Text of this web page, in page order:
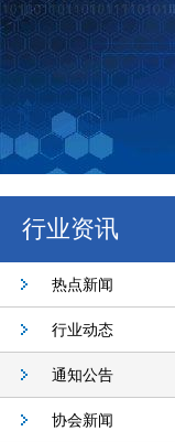
行业资讯
热点新闻
行业动态
通知公告
协会新闻